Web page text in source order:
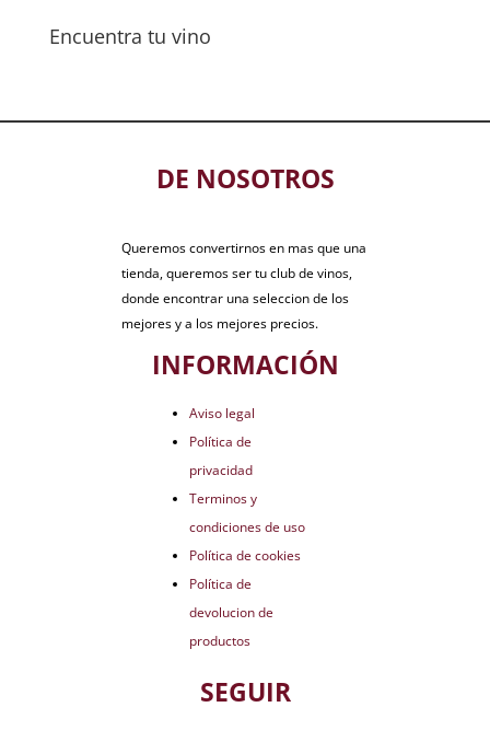
Encuentra tu vino
DE NOSOTROS
Queremos convertirnos en mas que una
tienda, queremos ser tu club de vinos,
donde encontrar una seleccion de los
mejores y a los mejores precios.
INFORMACIÓN
Aviso legal
Política de
privacidad
Terminos y
condiciones de uso
Política de cookies
Política de
devolucion de
productos
SEGUIR